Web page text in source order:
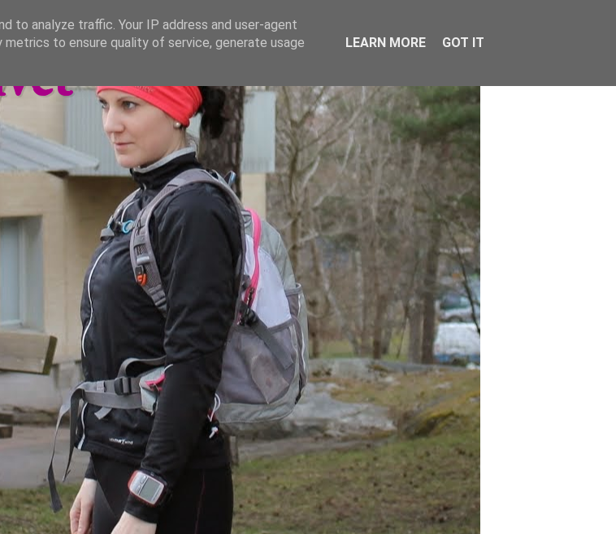
to analyze traffic. Your IP address and user-agent
to ensure quality of service, generate usage
LEARN MORE GOT IT